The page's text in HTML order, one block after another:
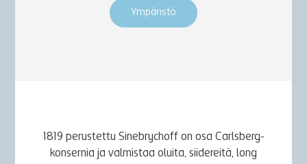
Ympäristö
1819 perustettu Sinebrychoff on osa Carlsberg-
konsernia ja valmistaa oluita, siidereitä, long